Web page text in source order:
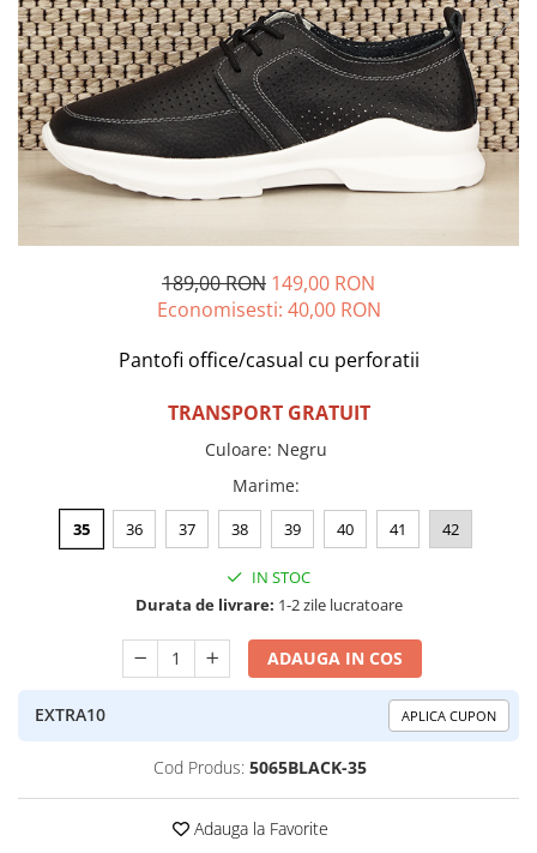
Incaltamine primavara-vara piele
Imbracaminte
Camasi si topuri
Blugi si pantaloni
Fuste
Pulovere si cardigane
189,00 RON 149,00 RON
Economisesti: 40,00 RON
Pantofi office/casual cu perforatii
TRANSPORT GRATUIT
Culoare: Negru
Marime:
35 36 37 38 39 40 41 42
IN STOC
Durata de livrare: 1-2 zile lucratoare
ADAUGA IN COS
EXTRA10 APLICA CUPON
Cod Produs: 5065BLACK-35
Adauga la Favorite